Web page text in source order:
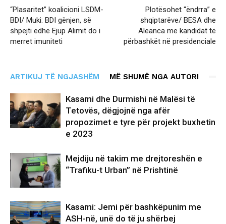
“Plasaritet” koalicioni LSDM-
BDI/ Muki: BDI gënjen, së
shpejti edhe Ejup Alimit do i
merret imuniteti
Plotësohet “ëndrra” e
shqiptarëve/ BESA dhe
Aleanca me kandidat të
përbashkët në presidenciale
ARTIKUJ TË NGJASHËM MË SHUMË NGA AUTORI
Kasami dhe Durmishi në Malësi të
Tetovës, dëgjojnë nga afër
propozimet e tyre për projekt buxhetin
e 2023
Mejdiju në takim me drejtoreshën e
“Trafiku-t Urban” në Prishtinë
Kasami: Jemi për bashkëpunim me
ASH-në, unë do të ju shërbej